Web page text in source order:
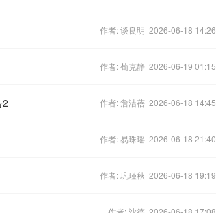
作者: 谈良明 2026-06-18 14:26
作者: 荀克静 2026-06-19 01:15
2 作者: 詹洁蓓 2026-06-18 14:45
作者: 易珠瑶 2026-06-18 21:40
作者: 巩瑾秋 2026-06-18 19:19